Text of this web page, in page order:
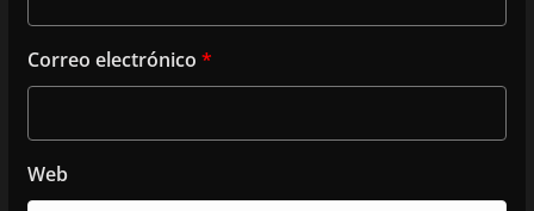
Correo electrónico *
Web